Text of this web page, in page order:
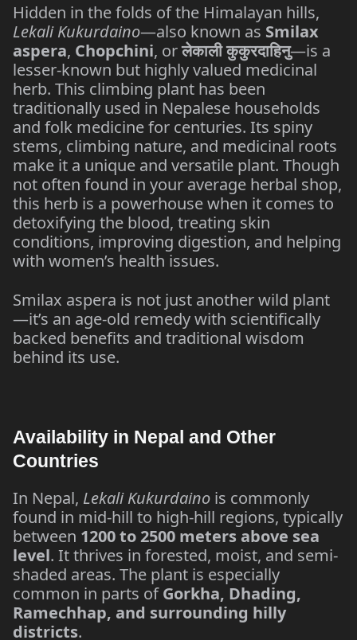
Hidden in the folds of the Himalayan hills,
Lekali Kukurdaino—also known as Smilax
aspera, Chopchini, orलेकालीकुकुरदाहिनु—is a
lesser-known but highly valued medicinal
herb. This climbing plant has been
traditionally used in Nepalese households
and folk medicine for centuries. Its spiny
stems, climbing nature, and medicinal roots
make it a unique and versatile plant. Though
not often found in your average herbal shop,
this herb is a powerhouse when it comes to
detoxifying the blood, treating skin
conditions, improving digestion, and helping
with women’s health issues.
Smilax aspera is not just another wild plant
—it’s an age-old remedy with scientifically
backed benefits and traditional wisdom
behind its use.
Availability in Nepal and Other
Countries
In Nepal, Lekali Kukurdaino is commonly
found in mid-hill to high-hill regions, typically
between 1200 to 2500 meters above sea
level. It thrives in forested, moist, and semi-
shaded areas. The plant is especially
common in parts ofGorkha, Dhading,
Ramechhap, and surrounding hilly
districts.